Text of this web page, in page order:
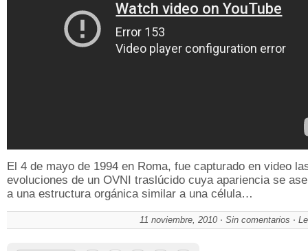
El 4 de mayo de 1994 en Roma, fue capturado en video
evoluciones de un OVNI traslúcido cuya apariencia se
a una estructura orgánica similar a una célula…
11 noviembre, 2010 Sin comentarios